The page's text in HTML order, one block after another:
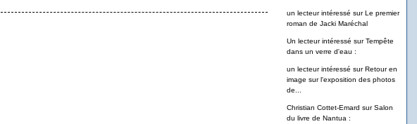
un lecteur intéressé surLe premier
roman de Jacki Maréchal
Un lecteur intéressé surTempête
dans un verre d'eau :
un lecteur intéressé surRetour en
image sur l'exposition des photos
de...
Christian Cottet-Emard surSalon
du livre de Nantua :